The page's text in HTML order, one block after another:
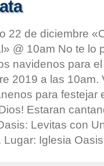
22 de diciembre
@ 10am No te lo
navidenos para
2019 a las 10am.
para festejar
Estaran
Levitas con
Lugar: Iglesia